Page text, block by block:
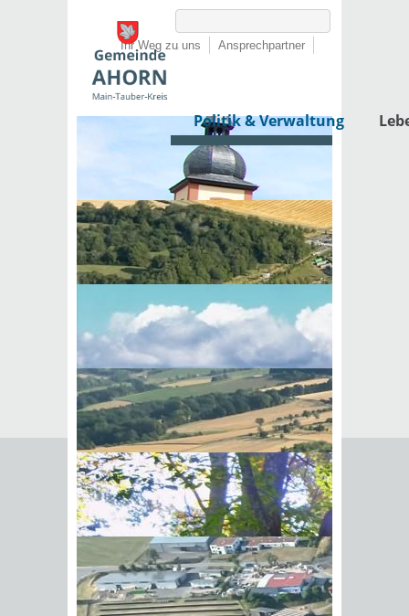
Ihr Weg zu uns Ansprechpartner
Politik & Verwaltung
Startseite › Politik & Verwaltung› Rathaus›
Lebenslagen
Seite empfehlen
Empfehlung senden an*
Mit diesem Kommentar